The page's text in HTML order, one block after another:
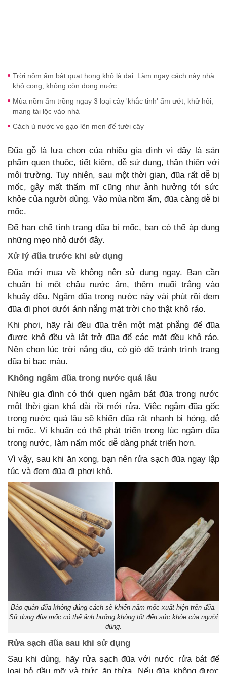
Trời nồm ẩm bật quạt hong khô là dại: Làm ngay cách này nhà
khô cong, không còn đọng nước
Mùa nồm ẩm trồng ngay 3 loại cây 'khắc tinh' ẩm ướt, khử hôi,
mang tài lộc vào nhà
Cách ủ nước vo gạo lên men để tưới cây
Đũa gỗ là lựa chọn của nhiều gia đình vì đây là sản
phẩm quen thuộc, tiết kiệm, dễ sử dụng, thân thiện với
môi trường. Tuy nhiên, sau một thời gian, đũa rất dễ bị
mốc, gây mất thẩm mĩ cũng như ảnh hưởng tới sức
khỏe của người dùng. Vào mùa nồm ẩm, đũa càng dễ bị
mốc.
Để hạn chế tình trạng đũa bị mốc, bạn có thể áp dụng
những mẹo nhỏ dưới đây.
Xử lý đũa trước khi sử dụng
Đũa mới mua về không nên sử dụng ngay. Bạn cần
chuẩn bị một chậu nước ấm, thêm muối trắng vào
khuấy đều. Ngâm đũa trong nước này vài phút rồi đem
đũa đi phơi dưới ánh nắng mặt trời cho thật khô ráo.
Khi phơi, hãy rải đều đũa trên một mặt phẳng để đũa
được khô đều và lật trở đũa để các mặt đều khô ráo.
Nên chọn lúc trời nắng dịu, có gió để tránh trình trạng
đũa bị bạc màu.
Không ngâm đũa trong nước quá lâu
Nhiều gia đình có thói quen ngâm bát đũa trong nước
một thời gian khá dài rồi mới rửa. Việc ngâm đũa gốc
trong nước quá lâu sẽ khiến đũa rất nhanh bị hỏng, dễ
bị mốc. Vi khuẩn có thể phát triển trong lúc ngâm đũa
trong nước, làm nấm mốc dễ dàng phát triển hơn.
Vì vậy, sau khi ăn xong, bạn nên rửa sạch đũa ngay lập
túc và đem đũa đi phơi khô.
Bảo quản đũa không đúng cách sẽ khiến nấm mốc xuất hiện trên đũa.
Sử dụng đũa mốc có thể ảnh hưởng không tốt đến sức khỏe của người
dùng.
Rửa sạch đũa sau khi sử dụng
Sau khi dùng, hãy rửa sạch đũa với nước rửa bát để